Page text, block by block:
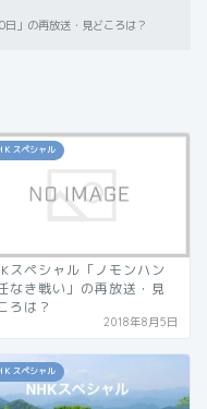
」の再放送・見どころは？
Ｋスペシャル
スペシャル「ノモンハン
なき戦い」の再放送・見
ろは？
2018年8月5日
Ｋスペシャル